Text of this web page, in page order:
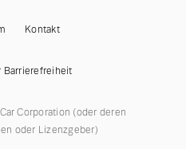
Kontakt
Barrierefreiheit
Corporation (oder deren
oder Lizenzgeber)